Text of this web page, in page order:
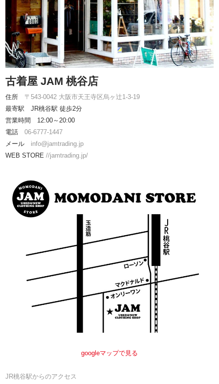
古着屋 JAM 桃谷店
住所 〒543-0042 大阪市天王寺区烏ヶ辻1-3-19
最寄駅 JR桃谷駅 徒歩2分
営業時間 12:00～20:00
電話06-6777-1447
メール info@jamtrading.jp
WEB STORE//jamtrading.jp/
googleマップで見る
JR桃谷駅からのアクセス